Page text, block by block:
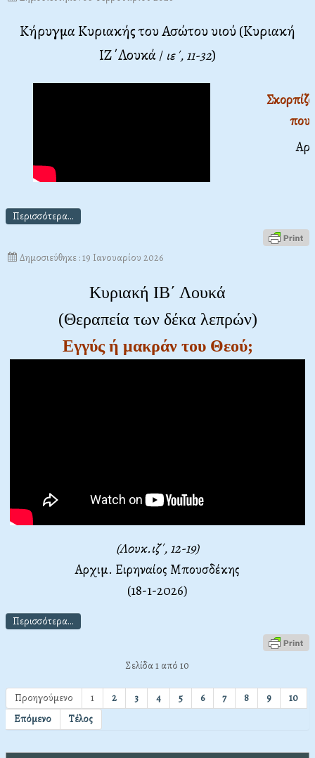
Κήρυγμα Κυριακής του Ασώτου υιού (Κυριακή
ΙΖ΄Λουκά / ιε΄, 11-32)
που
Περισσότερα...
Δημοσιεύθηκε : 19 Ιανουαρίου 2026
Κυριακή ΙΒ΄ Λουκά
(Θεραπεία των δέκα λεπρών)
Εγγύς ή μακράν του Θεού;
(Λουκ.ιζ΄, 12-19)
Αρχιμ. Ειρηναίος Μπουσδέκης
(18-1-2026)
Περισσότερα...
Σελίδα 1 από 10
Προηγούμενο 1 2 3 4 5 6 7 8 9
10
Επόμενο
Τέλος